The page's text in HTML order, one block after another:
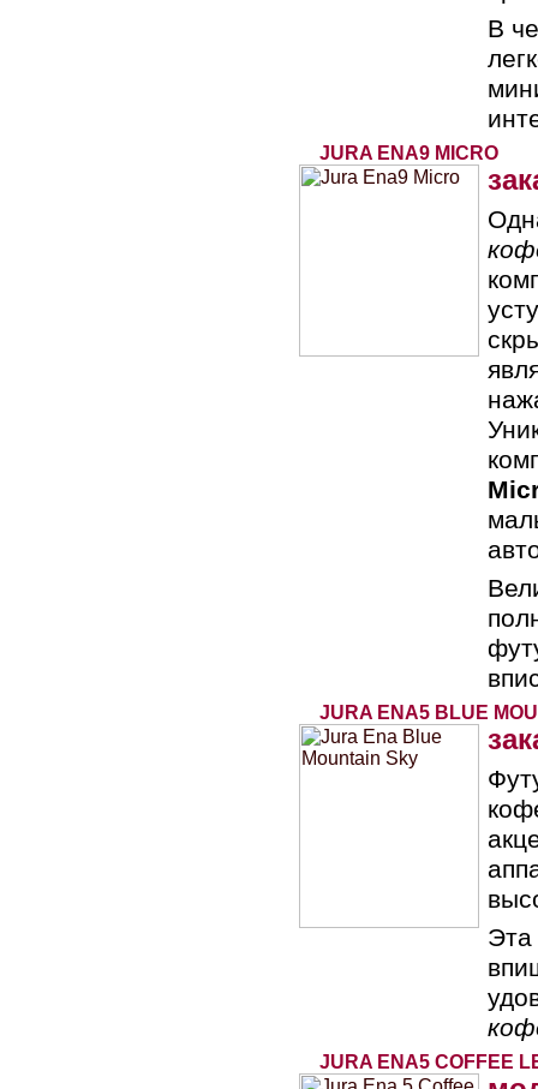
В
JURA ENA9 MICRO
JURA ENA5 BLUE
Эта
JURA ENA5 COFFEE